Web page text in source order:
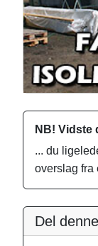
NB! Vidste
... du
overslag fra
Del